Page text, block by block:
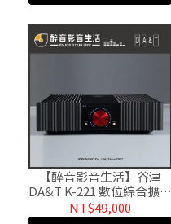
【醉音影音生活】谷津
DA&T K-221 數位綜合擴大
機.原廠公司貨
NT$49,000